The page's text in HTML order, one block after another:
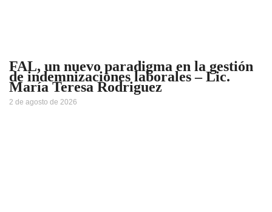
FAL, un nuevo paradigma en la gestión
de indemnizaciones laborales – Lic.
María Teresa Rodriguez
2 de agosto de 2026